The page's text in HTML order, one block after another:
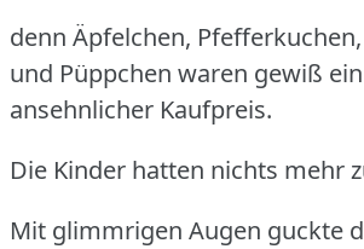
denn Äpfelchen,
und Püppchen waren gewiß
ansehnlicher Kaufpreis.
Die Kinder hatten nichts mehr
Mit glimmrigen Augen guckte